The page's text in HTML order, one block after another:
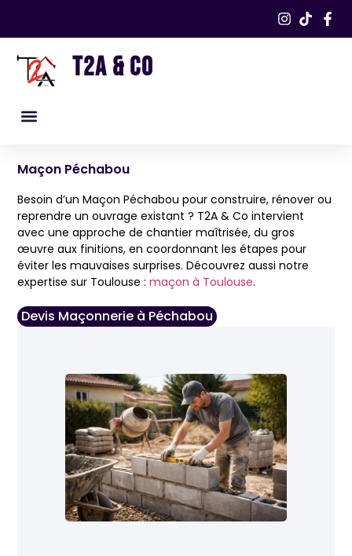
T2A & CO
Maçon Péchabou
Besoin d’un Maçon Péchabou pour construire, rénover ou
reprendre un ouvrage existant ? T2A & Co intervient
avec une approche de chantier maîtrisée, du gros
œuvre aux finitions, en coordonnant les étapes pour
éviter les mauvaises surprises. Découvrez aussi notre
expertise sur Toulouse :maçon à Toulouse.
Devis Maçonnerie à Péchabou